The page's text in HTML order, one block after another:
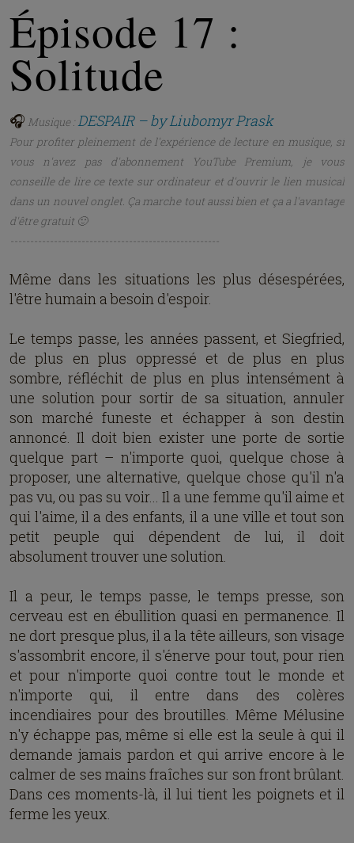
Épisode 17 :
Solitude
🎧 Musique : DESPAIR – by Liubomyr Prask
Pour profiter pleinement de l'expérience de lecture en musique, si
vous n'avez pas d'abonnement YouTube Premium, je vous
conseille de lire ce texte sur ordinateur et d'ouvrir le lien musical
dans un nouvel onglet. Ça marche tout aussi bien et ça a l'avantage
d'être gratuit 🙂
-----------------------------------------------------
Même dans les situations les plus désespérées,
l'être humain a besoin d'espoir.
Le temps passe, les années passent, et Siegfried,
de plus en plus oppressé et de plus en plus
sombre, réfléchit de plus en plus intensément à
une solution pour sortir de sa situation, annuler
son marché funeste et échapper à son destin
annoncé. Il doit bien exister une porte de sortie
quelque part – n'importe quoi, quelque chose à
proposer, une alternative, quelque chose qu'il n'a
pas vu, ou pas su voir... Il a une femme qu'il aime et
qui l'aime, il a des enfants, il a une ville et tout son
petit peuple qui dépendent de lui, il doit
absolument trouver une solution.
Il a peur, le temps passe, le temps presse, son
cerveau est en ébullition quasi en permanence. Il
ne dort presque plus, il a la tête ailleurs, son visage
s'assombrit encore, il s'énerve pour tout, pour rien
et pour n'importe quoi contre tout le monde et
n'importe qui, il entre dans des colères
incendiaires pour des broutilles. Même Mélusine
n'y échappe pas, même si elle est la seule à qui il
demande jamais pardon et qui arrive encore à le
calmer de ses mains fraîches sur son front brûlant.
Dans ces moments-là, il lui tient les poignets et il
ferme les yeux.